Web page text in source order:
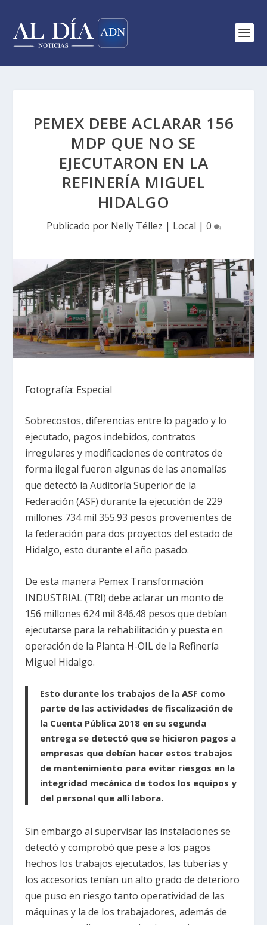
PEMEX DEBE ACLARAR 156
MDP QUE NO SE
EJECUTARON EN LA
REFINERÍA MIGUEL
HIDALGO
Publicado por Nelly Téllez | Local | 0
Fotografía: Especial
Sobrecostos, diferencias entre lo pagado y lo
ejecutado, pagos indebidos, contratos
irregulares y modificaciones de contratos de
forma ilegal fueron algunas de las anomalías
que detectó la Auditoría Superior de la
Federación (ASF) durante la ejecución de 229
millones 734 mil 355.93 pesos provenientes de
la federación para dos proyectos del estado de
Hidalgo, esto durante el año pasado.
De esta manera Pemex Transformación
INDUSTRIAL (TRI) debe aclarar un monto de
156 millones 624 mil 846.48 pesos que debían
ejecutarse para la rehabilitación y puesta en
operación de la Planta H-OIL de la Refinería
Miguel Hidalgo.
Esto durante los trabajos de la ASF como
parte de las actividades de fiscalización de
la Cuenta Pública 2018 en su segunda
entrega se detectó que se hicieron pagos a
empresas que debían hacer estos trabajos
de mantenimiento para evitar riesgos en la
integridad mecánica de todos los equipos y
del personal que allí labora.
Sin embargo al supervisar las instalaciones se
detectó y comprobó que pese a los pagos
hechos los trabajos ejecutados, las tuberías y
los accesorios tenían un alto grado de deterioro
que puso en riesgo tanto operatividad de las
máquinas y la de los trabajadores, además de